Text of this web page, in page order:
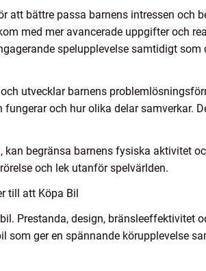
bättre passa barnens intressen och
med mer avancerade uppgifter och
spelupplevelse samtidigt som
utvecklar barnens
och hur olika delar samverkar.
kan begränsa barnens fysiska aktivitet
och lek utanför spelvärlden.
till att Köpa Bil
Prestanda, design, bränsleeffektivitet
ger en spännande körupplevelse